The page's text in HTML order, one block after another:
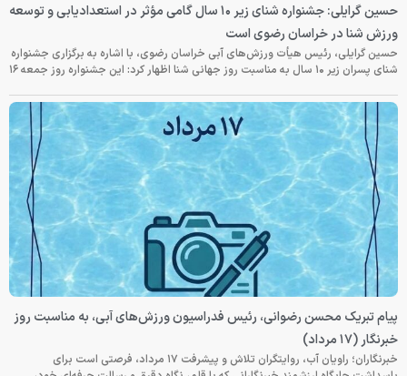
حسین گرایلی: جشنواره شنای زیر ۱۰ سال گامی مؤثر در استعدادیابی و توسعه
ورزش شنا در خراسان رضوی است
حسین گرایلی، رئیس هیأت ورزش‌های آبی خراسان رضوی، با اشاره به برگزاری جشنواره
شنای پسران زیر ۱۰ سال به مناسبت روز جهانی شنا اظهار کرد: این جشنواره روز جمعه‌ ۱۶
پیام تبریک محسن رضوانی، رئیس فدراسیون ورزش‌های آبی، به مناسبت روز
خبرنگار (۱۷ مرداد)
خبرنگاران؛ راویان آب، روایتگران تلاش و پیشرفت ۱۷ مرداد، فرصتی است برای